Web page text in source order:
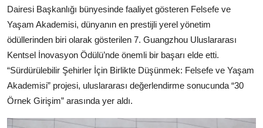
Dairesi Başkanlığı bünyesinde faaliyet gösteren Felsefe ve
Yaşam Akademisi, dünyanın en prestijli yerel yönetim
ödüllerinden biri olarak gösterilen 7. Guangzhou Uluslararası
Kentsel İnovasyon Ödülü’nde önemli bir başarı elde etti.
“Sürdürülebilir Şehirler İçin Birlikte Düşünmek: Felsefe ve Yaşam
Akademisi” projesi, uluslararası değerlendirme sonucunda “30
Örnek Girişim” arasında yer aldı.